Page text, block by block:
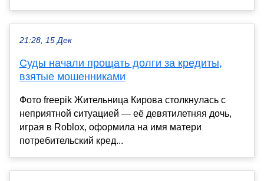
21:28, 15 Дек
Суды начали прощать долги за кредиты,
взятые мошенниками
Фото freepik Жительница Кирова столкнулась с
неприятной ситуацией — её девятилетняя дочь,
играя в Roblox, оформила на имя матери
потребительский кред...